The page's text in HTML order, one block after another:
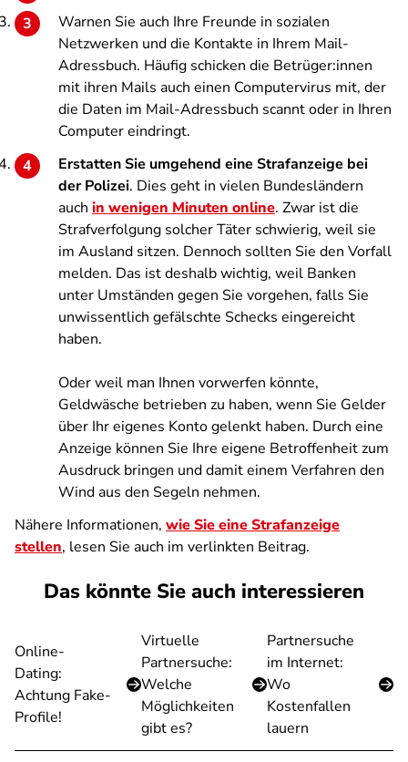
Warnen Sie auch Ihre Freunde in sozialen
Netzwerken und die Kontakte in Ihrem Mail-
Adressbuch. Häufig schicken die Betrüger:innen
mit ihren Mails auch einen Computervirus mit, der
die Daten im Mail-Adressbuch scannt oder in Ihren
Computer eindringt.
Erstatten Sie umgehend eine Strafanzeige bei
der Polizei. Dies geht in vielen Bundesländern
auch in wenigen Minuten online. Zwar ist die
Strafverfolgung solcher Täter schwierig, weil sie
im Ausland sitzen. Dennoch sollten Sie den Vorfall
melden. Das ist deshalb wichtig, weil Banken
unter Umständen gegen Sie vorgehen, falls Sie
unwissentlich gefälschte Schecks eingereicht
haben.
Oder weil man Ihnen vorwerfen könnte,
Geldwäsche betrieben zu haben, wenn Sie Gelder
über Ihr eigenes Konto gelenkt haben. Durch eine
Anzeige können Sie Ihre eigene Betroffenheit zum
Ausdruck bringen und damit einem Verfahren den
Wind aus den Segeln nehmen.
Nähere Informationen, wie Sie eine Strafanzeige
stellen, lesen Sie auch im verlinkten Beitrag.
Das könnte Sie auch interessieren
Online-
Dating:
Achtung Fake-
Profile!
Virtuelle
Partnersuche:
Welche
Möglichkeiten
gibt es?
Partnersuche
im Internet:
Wo
Kostenfallen
lauern